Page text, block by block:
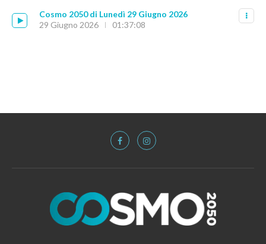
Cosmo 2050 di Lunedì 29 Giugno 2026
29 Giugno 2026
01:37:08